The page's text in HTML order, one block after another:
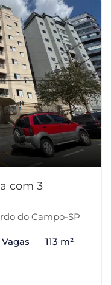
com 3
do Campo-SP
Vagas 113 m²